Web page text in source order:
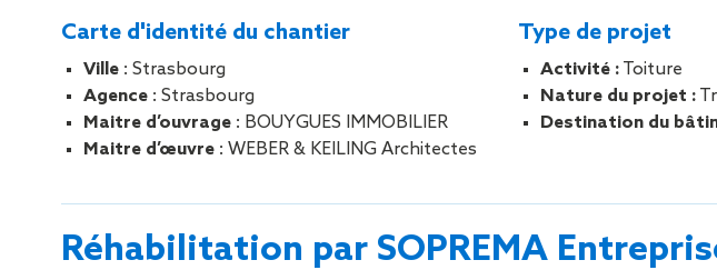
amiante/Désamiantage
Ventilation naturelle
Carte d'identité du chantier
Ville : Strasbourg
Agence : Strasbourg
Maitre d’ouvrage : BOUYGUES IMMOBILIER
Maitre d’œuvre : WEBER & KEILING Architectes
Type de projet
Activité : Toiture
Nature du projet :
Destination du
Réhabilitation par SOPREMA